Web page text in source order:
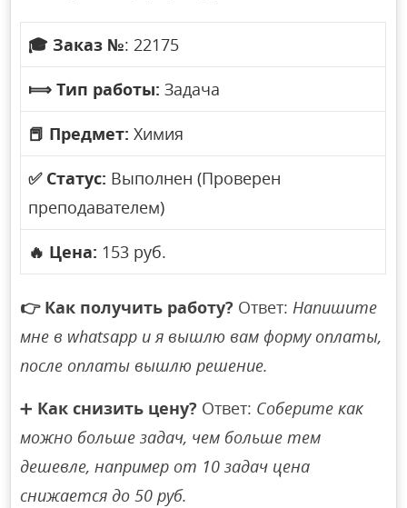
🎓 Заказ №: 22175
⟾ Тип работы: Задача
📕 Предмет: Химия
✅ Статус: Выполнен (Проверен
преподавателем)
🔥 Цена: 153 руб.
👉 Как получить работу? Ответ:Напишите
мне в whatsapp и я вышлю вам форму оплаты,
после оплаты вышлю решение.
➕ Как снизить цену? Ответ: Соберите как
можно больше задач, чем больше тем
дешевле, например от 10 задач цена
снижается до 50 руб.